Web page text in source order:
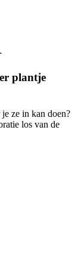
plantje
ze in kan doen?
los van de